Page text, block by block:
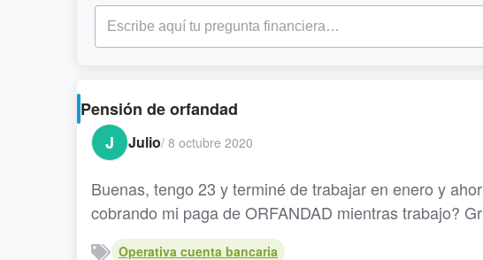
Pensión de orfandad
J Julio/ 8 octubre 2020
Buenas, tengo 23 y terminé de trabajar en enero y
cobrando mi paga de ORFANDAD mientras trabajo?
Operativa cuenta bancaria